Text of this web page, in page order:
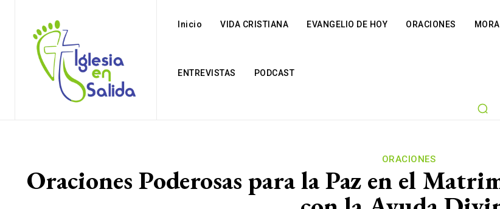
Inicio VIDA CRISTIANA EVANGELIO DE HOY ORACIONES
ENTREVISTAS PODCAST
ORACIONES
Oraciones Poderosas para la Paz en el